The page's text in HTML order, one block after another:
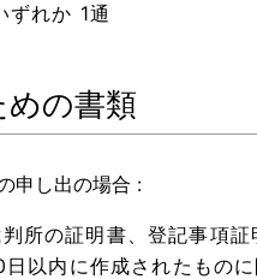
ずれか 1通
めの書類
申し出の場合 :
所の証明書、登記事項
以内に作成されたものに